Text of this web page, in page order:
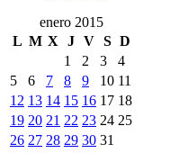
enero 2015
L M X J V S D
1
2 3
4
5
6 7 8 9 10 11
12 13 14 15 16 17 18
19 20 21 22 23 24 25
26 27 28 29 30 31